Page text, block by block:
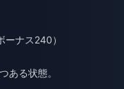
ナス240）
ある状態。